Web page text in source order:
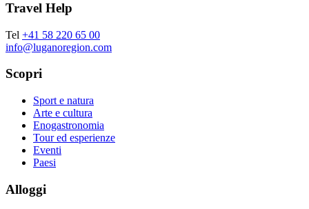
Travel Help
Tel +41 58 220 65 00
info@luganoregion.com
Scopri
Sport e natura
Arte e cultura
Enogastronomia
Tour ed esperienze
Eventi
Paesi
Alloggi